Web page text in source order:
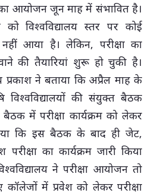
का आयोजन जून माह में संभावित है।
को विश्वविद्यालय स्तर पर कोई
आया है। लेकिन, परीक्षा का
की तैयारियां शुरू हो चुकी है।
प्रकाश ने बताया कि अप्रैल माह के
की संयुक्त बैठक
में परीक्षा कार्यक्रम को लेकर
कि इस बैठक के बाद ही जेट,
परीक्षा का कार्यक्रम जारी किया
ने परीक्षा आयोजन तो
में प्रवेश को लेकर परीक्षा